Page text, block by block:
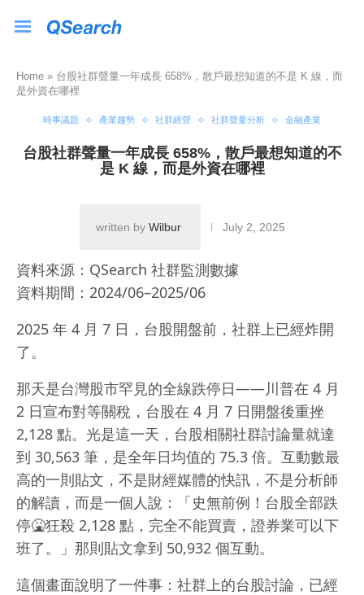
Home » 台股社群聲量一年成長 658%，散戶最想知道的不是 K 線，而
是外資在哪裡
時事議題 產業趨勢 社群經營 社群聲量分析 金融產業
台股社群聲量一年成長 658%，散戶最想知道的不
是 K 線，而是外資在哪裡
written by Wilbur July 2, 2025
資料來源：QSearch 社群監測數據
資料期間：2024/06–2025/06
2025 年 4 月 7 日，台股開盤前，社群上已經炸開
了。
那天是台灣股市罕見的全線跌停日——川普在 4 月
2 日宣布對等關稅，台股在 4 月 7 日開盤後重挫
2,128 點。光是這一天，台股相關社群討論量就達
到 30,563 筆，是全年日均值的 75.3 倍。互動數最
高的一則貼文，不是財經媒體的快訊，不是分析師
的解讀，而是一個人說：「史無前例！台股全部跌
停🤮狂殺 2,128 點，完全不能買賣，證券業可以下
班了。」那則貼文拿到 50,932 個互動。
這個畫面說明了一件事：社群上的台股討論，已經